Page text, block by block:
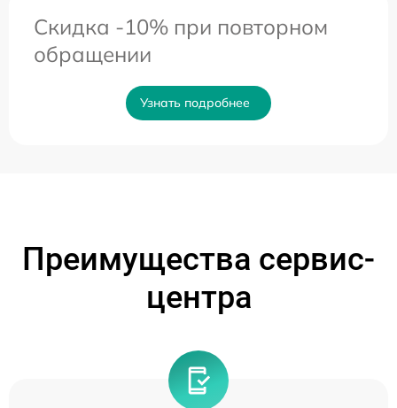
Скидка -10% при повторном
обращении
Узнать подробнее
Преимущества сервис-
центра